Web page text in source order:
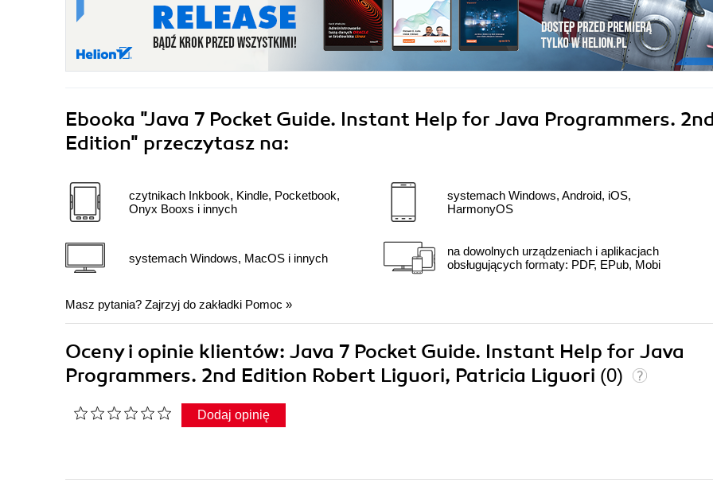
Ebooka "Java 7 Pocket Guide. Instant Help for Java Programmers.
Edition" przeczytasz na:
czytnikach Inkbook, Kindle, Pocketbook,
Onyx Booxs i innych
systemach Windows, MacOS i innych
systemach Windows, Android, iOS,
HarmonyOS
na dowolnych urządzeniach i aplikacjach
obsługujących formaty: PDF, EPub, Mobi
Masz pytania? Zajrzyj do zakładki Pomoc »
Oceny i opinie klientów: Java 7 Pocket Guide. Instant Help for Java
Programmers. 2nd Edition Robert Liguori, Patricia Liguori (0)
Dodaj opinię